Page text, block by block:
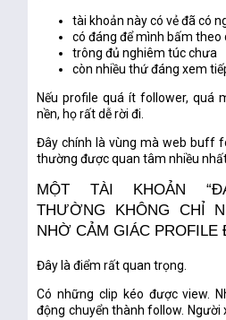
tài khoản này có vẻ đã có
có đáng để mình bấm theo
trông đủ nghiêm túc chưa
còn nhiều thứ đáng xem
Nếu profile quá ít follower, quá
nền, họ rất dễ rời đi.
Đây chính là vùng màweb buff
thường được quan tâm nhiều
MỘT TÀI KHOẢN
THƯỜNG KHÔNG CHỈ
NHỜ CẢM GIÁC PROFILE
Đây là điểm rất quan trọng.
Có những clip kéo được view.
động chuyển thành follow.